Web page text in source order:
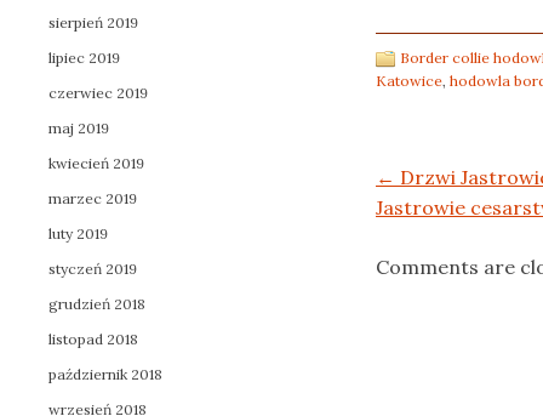
Border collie
Katowice, hodowla
Post navigation
← Drzwi
Jastrowie
Comments are
sierpień 2019
lipiec 2019
czerwiec 2019
maj 2019
kwiecień 2019
marzec 2019
luty 2019
styczeń 2019
grudzień 2018
listopad 2018
październik 2018
wrzesień 2018